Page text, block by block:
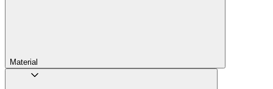
Material